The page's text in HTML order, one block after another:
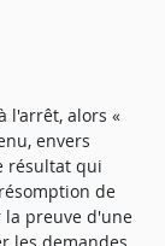
l'arrêt, alors «
envers
résultat qui
de
la preuve d'une